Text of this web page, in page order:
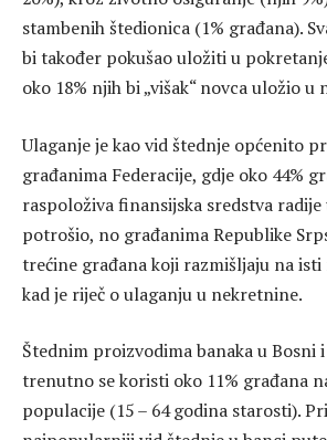
stambenih štedionica (1% građana).
bi također pokušao uložiti u
oko 18% njih bi „višak“ novca uložio u
Ulaganje je kao vid štednje općenito
građanima Federacije, gdje oko 44%
raspoloživa finansijska sredstva
potrošio, no građanima Republike
trećine građana koji razmišljaju na
kad je riječ o ulaganju u nekretnine.
Štednim proizvodima banaka u Bosni
trenutno se koristi oko 11% građana
populacije (15 – 64 godina starosti).